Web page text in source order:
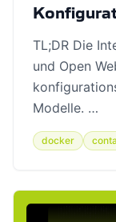
TL;DR Die
und Open
Modelle. …
docker